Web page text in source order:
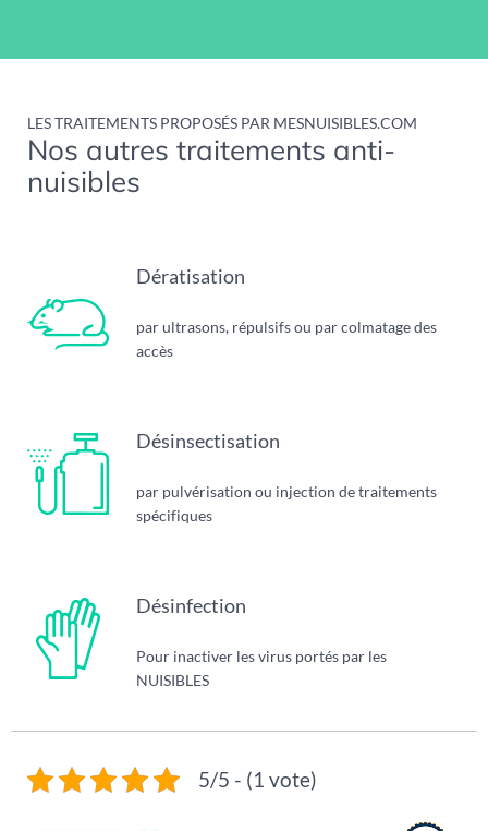
LES TRAITEMENTS PROPOSÉS PAR MESNUISIBLES.COM
Nos autres traitements anti-
nuisibles
Dératisation
par ultrasons, répulsifs ou par colmatage des
accès
Désinsectisation
par pulvérisation ou injection de traitements
spécifiques
Désinfection
Pour inactiver les virus portés par les
NUISIBLES
5/5 - (1 vote)